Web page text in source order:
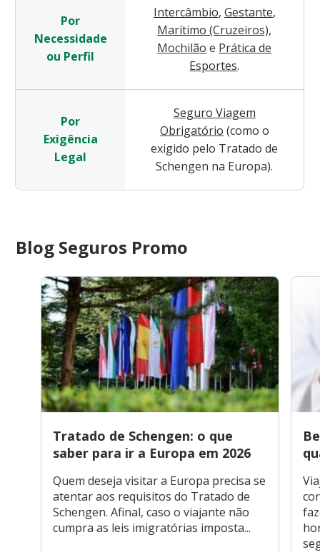
Por
Necessidade
ou Perfil
Intercâmbio, Gestante,
Marítimo (Cruzeiros),
Mochilão e Prática de
Esportes.
Por
Exigência
Legal
Seguro Viagem
Obrigatório (como o
exigido pelo Tratado de
Schengen na Europa).
Blog Seguros Promo
Tratado de Schengen: o que
saber para ir a Europa em 2026
Quem deseja visitar a Europa precisa se
atentar aos requisitos do Tratado de
Schengen. Afinal, caso o viajante não
cumpra as leis imigratórias imposta...